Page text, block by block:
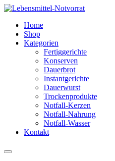
Zum
springenHome
Shop
Kategorien
Fertiggerichte
Konserven
Dauerbrot
Instantgerichte
Dauerwurst
Trockenprodukte
Notfall-Kerzen
Notfall-Nahrung
Notfall-Wasser
Kontakt